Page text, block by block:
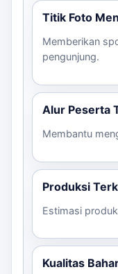
Titik Foto
Memberikan
pengunjung.
Alur Peserta
Membantu
Produksi
Estimasi
Kualitas